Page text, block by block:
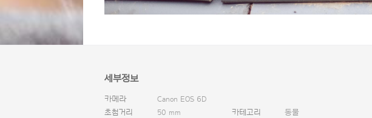
세부정보
카메라
Canon EOS 6D
초첨거리
50 mm 카테고리
동물